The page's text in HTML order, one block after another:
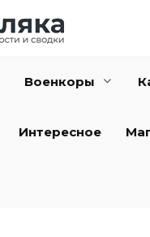
Военкоры
Интересное